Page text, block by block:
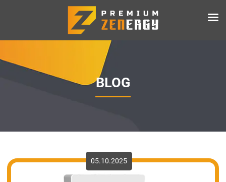
BLOG
05.10.2025